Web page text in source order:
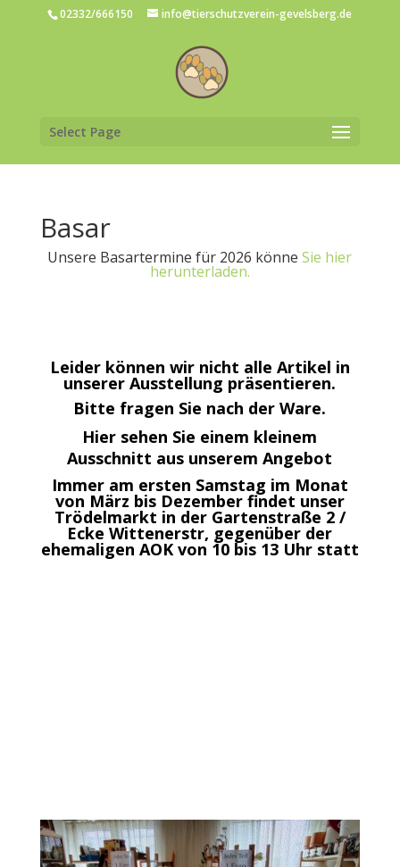
02332/666150 info@tierschutzverein-gevelsberg.de
Select Page
Basar
Unsere Basartermine für 2026 könneSie hier
herunterladen.
Leider können wir nicht alle Artikel in
unserer Ausstellung präsentieren.
Bitte fragen Sie nach der Ware.
Hier sehen Sie einem kleinem
Ausschnitt aus unserem Angebot
Immer am ersten Samstag im Monat
von März bis Dezember findet unser
Trödelmarkt in der Gartenstraße 2 /
Ecke Wittenerstr, gegenüber der
ehemaligen AOK von 10 bis 13 Uhr statt